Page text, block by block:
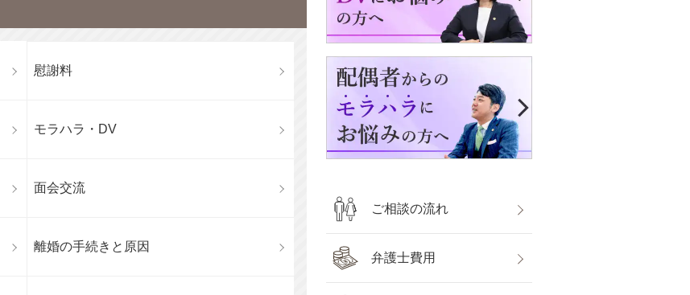
慰謝料
モラハラ・DV
面会交流
離婚の手続きと原因
ご相談の流れ
弁護士費用